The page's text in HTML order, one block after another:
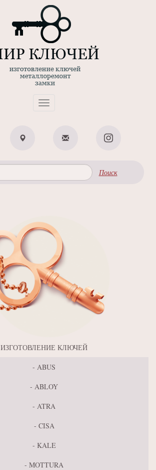
Toggle
Поиск
ИЗГОТОВЛЕНИЕ КЛЮЧЕЙ
ABUS
ABLOY
ATRA
CISA
KALE
MOTTURA